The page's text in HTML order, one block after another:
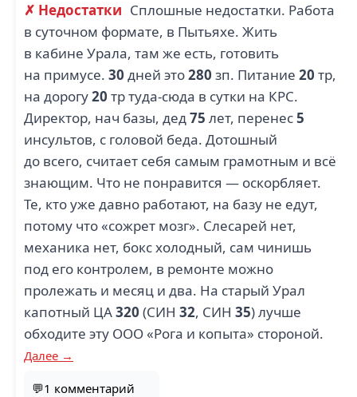
✗ Недостатки Сплошные недостатки. Работа
в суточном формате, в Пытьяхе. Жить
в кабине Урала, там же есть, готовить
на примусе. 30 дней это280 зп. Питание 20 тр,
на дорогу20 тр туда-сюда в сутки на КРС.
Директор, нач базы, дед75 лет, перенес5
инсультов, с головой беда. Дотошный
до всего, считает себя самым грамотным и всё
знающим. Что не понравится — оскорбляет.
Те, кто уже давно работают, на базу не едут,
потому что «сожрет мозг». Слесарей нет,
механика нет, бокс холодный, сам чинишь
под его контролем, в ремонте можно
пролежать и месяц и два. На старый Урал
капотный ЦА320 (СИН 32, СИН 35) лучше
обходите эту ООО «Рога и копыта» стороной.
Далее →
💬1 комментарий